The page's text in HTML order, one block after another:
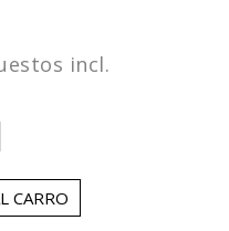
incl.
CARRO